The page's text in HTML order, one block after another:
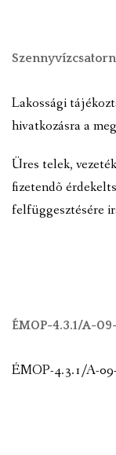
Lakossági
hivatkozásra a
Üres telek,
fizetendõ
felfüggesztésére
ÉMOP-4.3.1/A-
ÉMOP-4.3.1/A-